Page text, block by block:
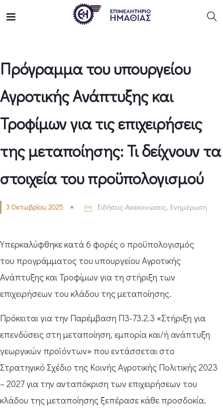
Πρόγραμμα του υπουργείου
Αγροτικής Ανάπτυξης και
Τροφίμων για τις επιχειρήσεις
της μεταποίησης: Τι δείχνουν τα
στοιχεία του προϋπολογισμού
3 Οκτωβρίου, 2025 Ειδήσεις-Ανακοινώσεις, Ενημέρωση
Υπερκαλύφθηκε κατά 6 φορές ο προϋπολογισμός
του προγράμματος του υπουργείου Αγροτικής
Ανάπτυξης και Τροφίμων για τη στήριξη των
επιχειρήσεων του κλάδου της μεταποίησης.
Πρόκειται για την Παρέμβαση Π3-73.2.3 «Στήριξη για
επενδύσεις στη μεταποίηση, εμπορία και/ή ανάπτυξη
γεωργικών προϊόντων» που εντάσσεται στο
Στρατηγικό Σχέδιο της Κοινής Αγροτικής Πολιτικής 2023
– 2027 για την ανταπόκριση των επιχειρήσεων του
κλάδου της μεταποίησης ξεπέρασε κάθε προσδοκία.